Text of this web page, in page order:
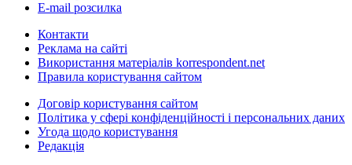
E-mail розсилка
Контакти
Реклама на сайті
Використання матеріалів korrespondent.net
Правила користування сайтом
Договір користування сайтом
Політика у сфері конфіденційності і персональних даних
Угода щодо користування
Редакція